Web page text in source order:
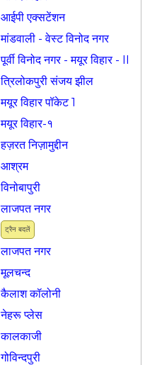
आईपी एक्सटेंशन
मांडवाली - वेस्ट विनोद नगर
पूर्वी विनोद नगर - मयूर विहार - II
त्रिलोकपुरी संजय झील
मयूर विहार पॉकेट 1
मयूर विहार-१
हज़रत निज़ामुद्दीन
आश्रम
विनोबापुरी
ट्रैन बदलें
लाजपत नगर
लाजपत नगर
मूलचन्द
कैलाश कॉलोनी
नेहरू प्लेस
कालकाजी
गोविन्दपुरी